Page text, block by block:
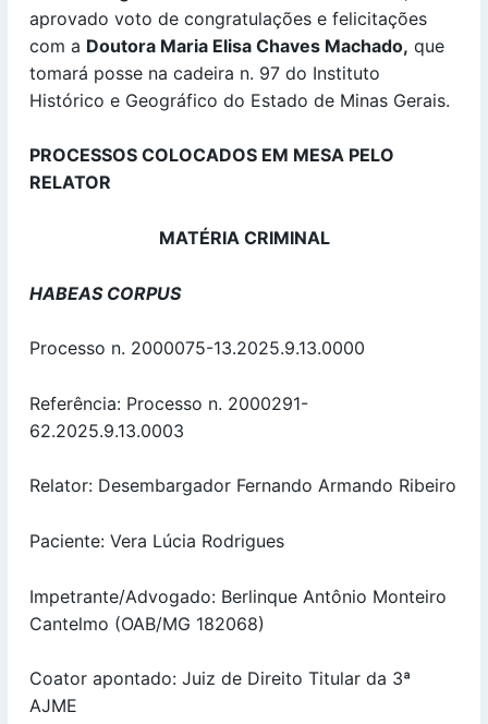
aprovado voto de congratulações e felicitações
com a Doutora Maria Elisa Chaves Machado, que
tomará posse na cadeira n. 97 do Instituto
Histórico e Geográfico do Estado de Minas Gerais.
PROCESSOS COLOCADOS EM MESA PELO
RELATOR
MATÉRIA CRIMINAL
HABEAS CORPUS
Processo n. 2000075-13.2025.9.13.0000
Referência: Processo n. 2000291-
62.2025.9.13.0003
Relator: Desembargador Fernando Armando Ribeiro
Paciente: Vera Lúcia Rodrigues
Impetrante/Advogado: Berlinque Antônio Monteiro
Cantelmo (OAB/MG 182068)
Coator apontado: Juiz de Direito Titular da 3ª
AJME